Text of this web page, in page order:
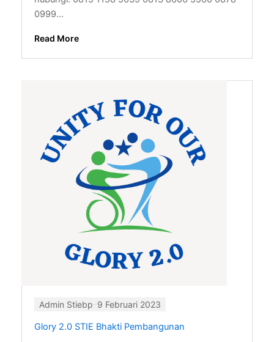
0999...
Read More
Admin Stiebp 9 Februari 2023
Glory 2.0 STIE Bhakti Pembangunan